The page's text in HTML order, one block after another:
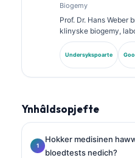
Biogemy
Prof. Dr. Hans Weber
klinyske biogemy,
biomarkerûndersyk.
Genoatskip foar
spesjalisearret him
Undersykspoarte
Ynhâldsopjefte
Hokker medisinen
bloedtests nedich?